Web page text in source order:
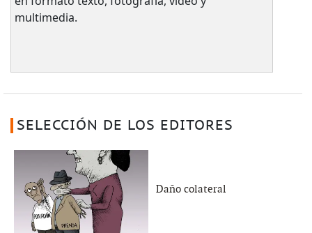
multimedia.
SELECCIÓN DE LOS EDITORES
Daño colateral